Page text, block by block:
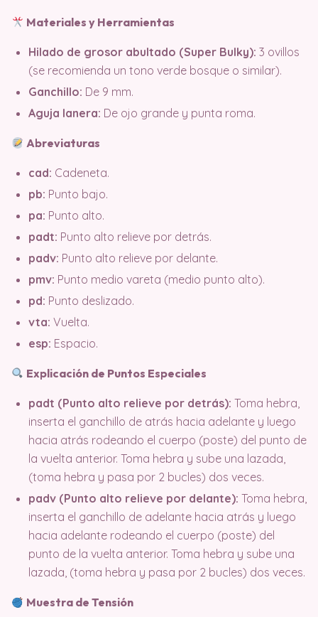
Materiales y Herramientas
Hilado de grosor abultado (Super Bulky): 3 ovillos
(se recomienda un tono verde bosque o similar).
Ganchillo: De 9 mm.
Aguja lanera: De ojo grande y punta roma.
Abreviaturas
cad: Cadeneta.
pb: Punto bajo.
pa: Punto alto.
padt: Punto alto relieve por detrás.
padv: Punto alto relieve por delante.
pmv: Punto medio vareta (medio punto alto).
pd: Punto deslizado.
vta: Vuelta.
esp: Espacio.
Explicación de Puntos Especiales
padt (Punto alto relieve por detrás): Toma hebra,
inserta el ganchillo de atrás hacia adelante y luego
hacia atrás rodeando el cuerpo (poste) del punto de
la vuelta anterior. Toma hebra y sube una lazada,
(toma hebra y pasa por 2 bucles) dos veces.
padv (Punto alto relieve por delante): Toma hebra,
inserta el ganchillo de adelante hacia atrás y luego
hacia adelante rodeando el cuerpo (poste) del
punto de la vuelta anterior. Toma hebra y sube una
lazada, (toma hebra y pasa por 2 bucles) dos veces.
Muestra de Tensión